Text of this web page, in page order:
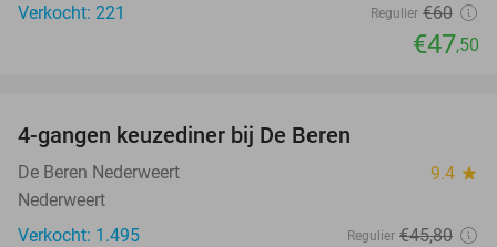
Verkocht: 221
Regulier €60
€47,50
4-gangen keuzediner bij De Beren
De Beren Nederweert 9.4 star
Nederweert
Verkocht: 1.495
Regulier €45,80